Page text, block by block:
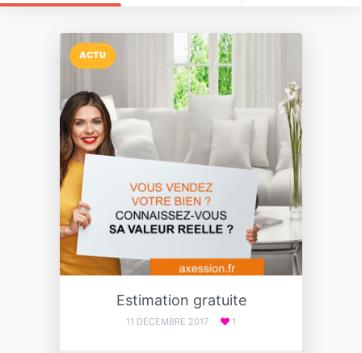
ACTU
Estimation gratuite
11 DÉCEMBRE 2017 1